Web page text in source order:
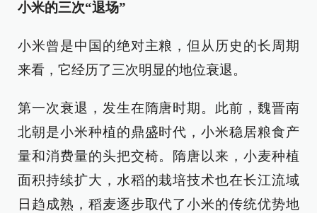
小米的三次“退场”
小米曾是中国的绝对主粮，但从历史的长周期
来看，它经历了三次明显的地位衰退。
第一次衰退，发生在隋唐时期。此前，魏晋南
北朝是小米种植的鼎盛时代，小米稳居粮食产
量和消费量的头把交椅。隋唐以来，小麦种植
面积持续扩大，水稻的栽培技术也在长江流域
日趋成熟，稻麦逐步取代了小米的传统优势地